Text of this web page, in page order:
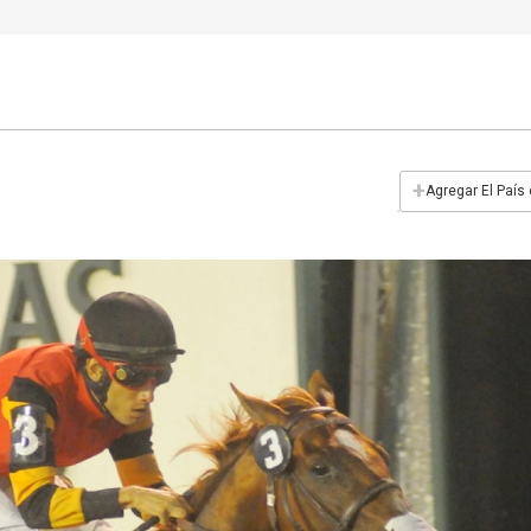
+Agregar El País